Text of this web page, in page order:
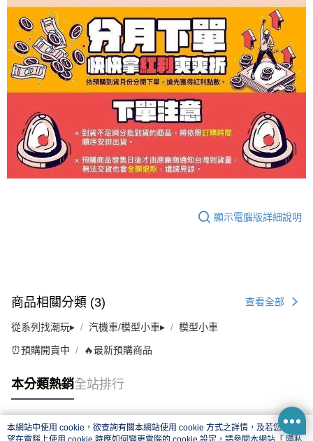
顯示電腦版詳細說明
商品相關分類 (3) 查看全部
從系列找潮玩▸ 汽機車/模型小車▸ 模型小車
⏰預購開賣中 🔥最新預購商品
本分類熱銷全站排行
本網站中使用 cookie，欲查詢有關本網站使用 cookie 方式之詳情，及若您不希